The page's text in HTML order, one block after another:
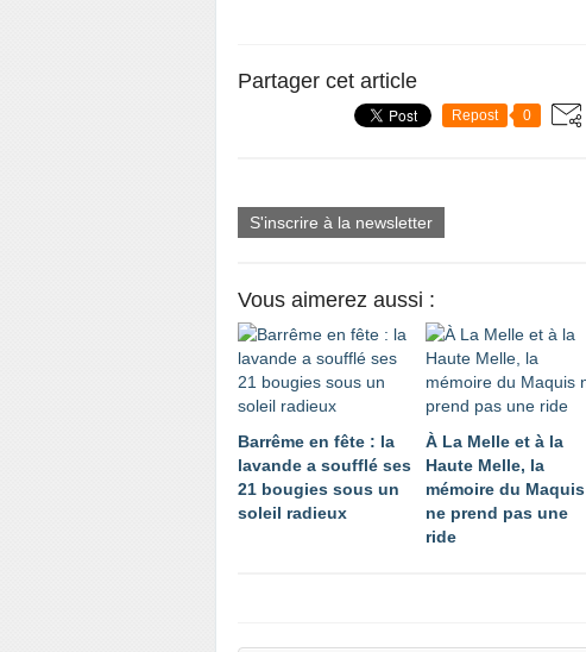
Partager cet article
Repost 0
S'inscrire à la newsletter
Vous aimerez aussi :
Barrême en fête : la
lavande a soufflé ses
21 bougies sous un
soleil radieux
À La Melle et à la
Haute Melle, la
mémoire du Maquis
ne prend pas une
ride